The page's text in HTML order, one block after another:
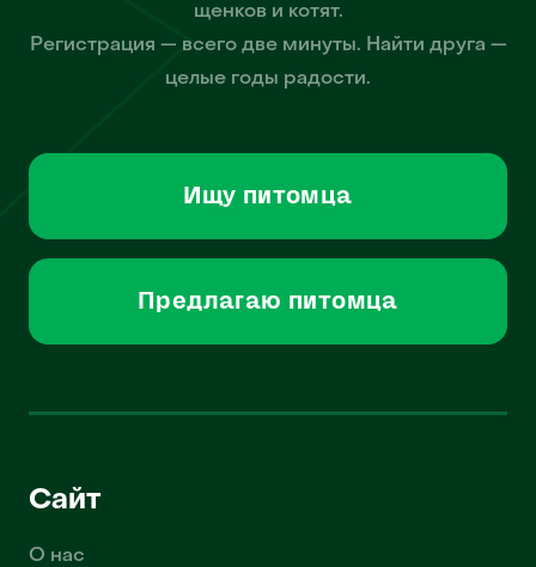
щенков и котят.
Регистрация — всего две минуты. Найти друга —
целые годы радости.
Ищу питомца
Предлагаю питомца
Сайт
О нас